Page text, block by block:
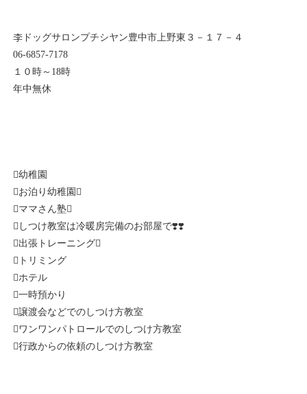
李ドッグサロンプチシヤン豊中市上野東３－１７－４
06-6857-7178
１０時～18時
年中無休
幼稚園
お泊り幼稚園
ママさん塾
しつけ教室は冷暖房完備のお部屋で❣️❣️
出張トレーニング
トリミング
ホテル
一時預かり
譲渡会などでのしつけ方教室
ワンワンパトロールでのしつけ方教室
行政からの依頼のしつけ方教室